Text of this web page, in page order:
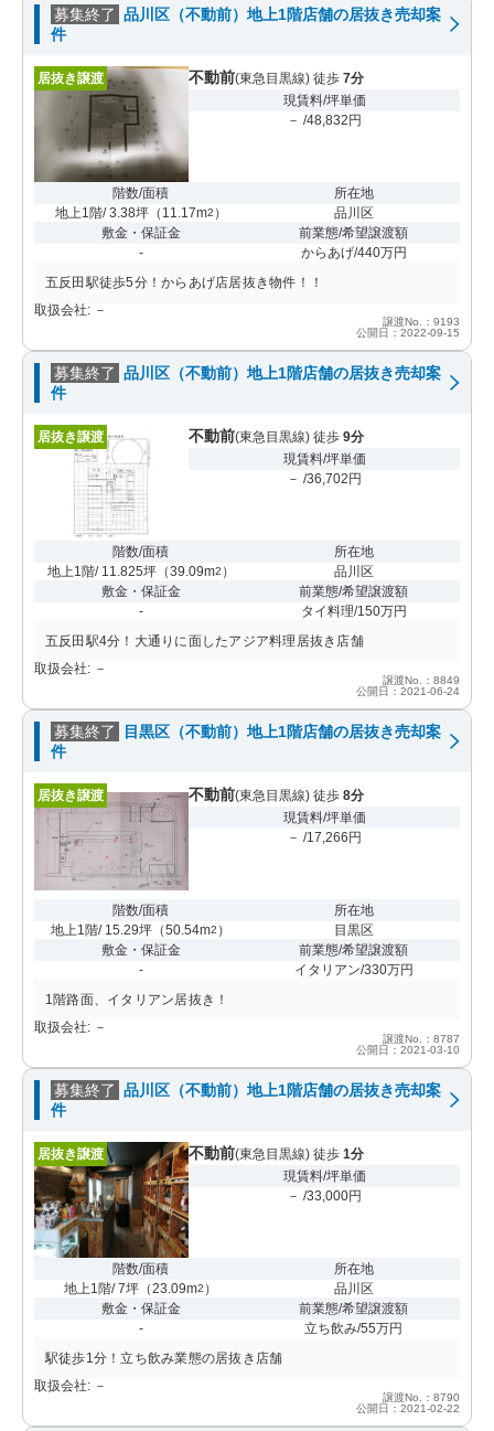
募集終了 品川区（不動前）地上1階店舗の居抜き売却案
件
居抜き譲渡 不動前(東急目黒線) 徒歩 7分
現賃料/坪単価
－ /48,832円
階数/面積
地上1階/ 3.38坪（ 11.17m2 ）
所在地
品川区
敷金・保証金
-
前業態/希望譲渡額
からあげ/440万円
五反田駅徒歩5分！からあげ店居抜き物件！！
取扱会社: －
譲渡No.：9193
公開日：2022-09-15
募集終了 品川区（不動前）地上1階店舗の居抜き売却案
件
居抜き譲渡 不動前(東急目黒線) 徒歩 9分
現賃料/坪単価
－ /36,702円
階数/面積
地上1階/ 11.825坪（39.09m2 ）
所在地
品川区
敷金・保証金
-
前業態/希望譲渡額
タイ料理/150万円
五反田駅4分！大通りに面したアジア料理居抜き店舗
取扱会社: －
譲渡No.：8849
公開日：2021-06-24
募集終了
目黒区（不動前）地上1階店舗の居抜き売却案
件
居抜き譲渡 不動前(東急目黒線) 徒歩 8分
現賃料/坪単価
－ /17,266円
階数/面積
地上1階/ 15.29坪 （50.54m2 ）
所在地
目黒区
敷金・保証金
-
前業態/希望譲渡額
イタリアン/330万円
1階路面、イタリアン居抜き！
取扱会社: －
譲渡No.：8787
公開日：2021-03-10
募集終了 品川区（不動前）地上1階店舗の居抜き売却案
件
居抜き譲渡 不動前(東急目黒線) 徒歩 1分
現賃料/坪単価
－ /33,000円
階数/面積
地上1階/ 7坪 （23.09m2 ）
所在地
品川区
敷金・保証金
-
前業態/希望譲渡額
立ち飲み/55万円
駅徒歩1分！立ち飲み業態の居抜き店舗
取扱会社: －
譲渡No.：8790
公開日：2021-02-22